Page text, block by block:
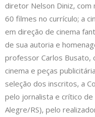
diretor Nelson Diniz,
60 filmes no currículo; a
em direção de cinema
de sua autoria e
professor Carlos Busato,
cinema e peças
seleção dos inscritos, a
pelo jornalista e crítico
Alegre/RS), pelo